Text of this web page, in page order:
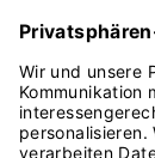
FOLGE UNS